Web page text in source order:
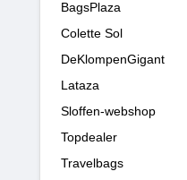
BagsPlaza
Colette Sol
DeKlompenGigant
Lataza
Sloffen-webshop
Topdealer
Travelbags